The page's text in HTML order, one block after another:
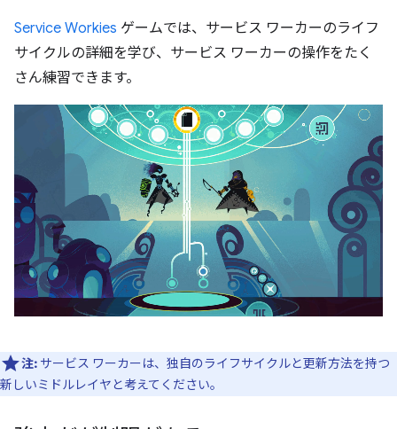
Service Workies ゲームでは、サービス ワーカーのライフ
サイクルの詳細を学び、サービス ワーカーの操作をたく
さん練習できます。
注: サービス ワーカーは、独自のライフサイクルと更新方法を持つ
新しいミドルレイヤと考えてください。